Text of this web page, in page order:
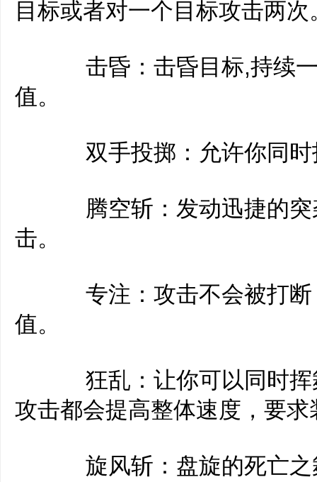
目标或者对一个目标攻击两次
击昏：击昏目标,持续一
值。
双手投掷：允许你同时
腾空斩：发动迅捷的突
击。
专注：攻击不会被打断
值。
狂乱：让你可以同时挥
攻击都会提高整体速度，要
旋风斩：盘旋的死亡之